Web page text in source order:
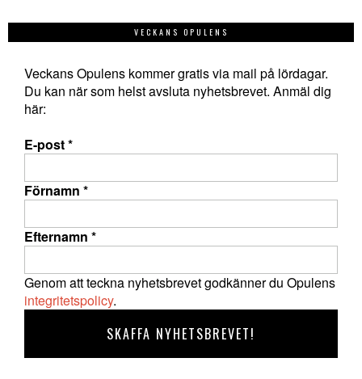
VECKANS OPULENS
Veckans Opulens kommer gratis via mail på lördagar.
Du kan när som helst avsluta nyhetsbrevet. Anmäl dig
här:
E-post*
Förnamn *
Efternamn *
Genom att teckna nyhetsbrevet godkänner du Opulens
integritetspolicy.